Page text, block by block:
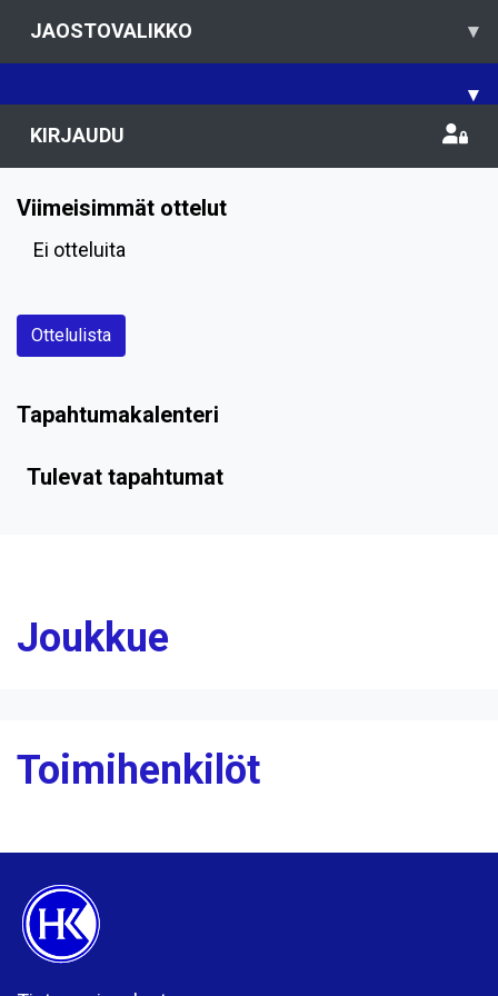
JAOSTOVALIKKO ▾
▾
KIRJAUDU
Viimeisimmät ottelut
Ei otteluita
Ottelulista
Tapahtumakalenteri
Tulevat tapahtumat
Joukkue
Toimihenkilöt